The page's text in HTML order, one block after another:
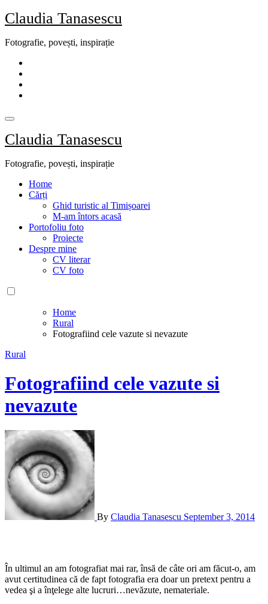
Skip
to
Claudia Tanasescu
Fotografie, povești, inspirație
Claudia Tanasescu
Fotografie, povești, inspirație
Home
Cărți
Ghid turistic al Timișoarei
M-am întors acasă
Portofoliu foto
Proiecte
Despre mine
CV literar
CV foto
Home
Rural
Fotografiind cele vazute si nevazute
Rural
Fotografiind cele vazute si
nevazute
By Claudia Tanasescu September 3, 2014
În ultimul an am fotografiat mai rar, însă de câte ori am făcut-o, am
avut certitudinea că de fapt fotografia era doar un pretext pentru a
vedea şi a înţelege alte lucruri…nevăzute, nemateriale.